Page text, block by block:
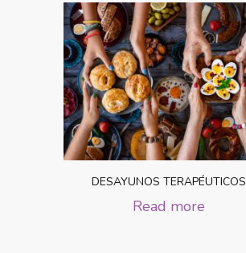
DESAYUNOS TERAPÉUTICOS
Read more